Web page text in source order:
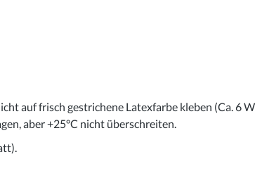
auf frisch gestrichene Latexfarbe kleben (Ca. 6
aber +25°C nicht überschreiten.